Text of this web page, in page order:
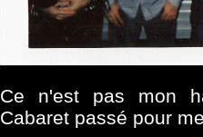
Ce n'est pas mon
Cabaret passé pour